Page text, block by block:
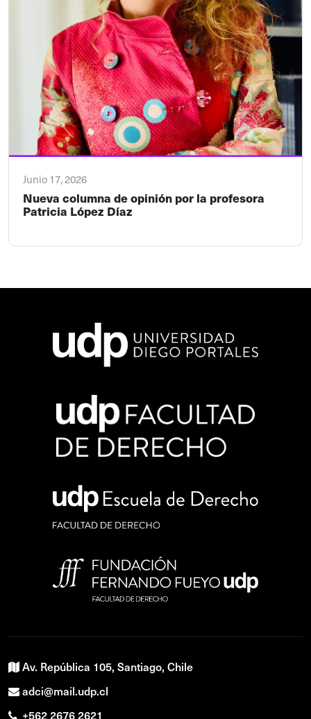
Junio 17, 2026
Nueva columna de opinión por la profesora
Patricia López Díaz
Av. República 105, Santiago, Chile
adci@mail.udp.cl
+562 2676 2621